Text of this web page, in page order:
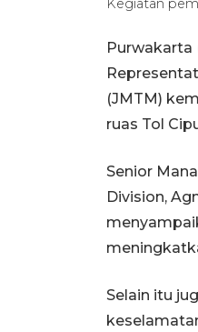
Kegiatan
Purwakarta
(JMTM)
ruas Tol
Senior
Division,
Selain itu